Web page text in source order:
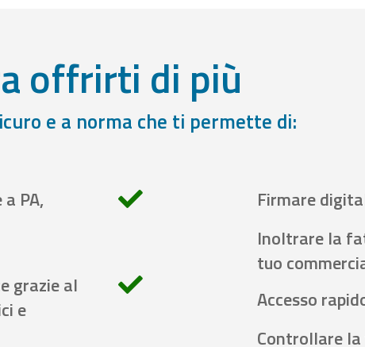
offrirti di più
e a norma che ti permette di:
PA,
grazie al
e
Firmare
Inoltrare la
tuo
Accesso
Controllare